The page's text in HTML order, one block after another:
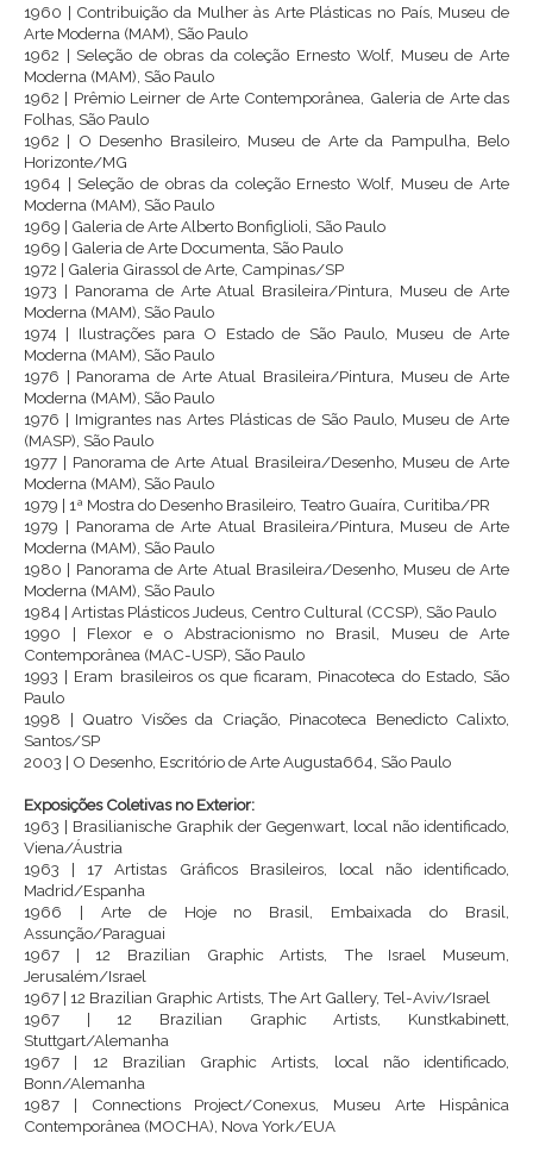
1960 | Contribuição da Mulher às Arte Plásticas no País, Museu de
Arte Moderna (MAM), São Paulo
1962 | Seleção de obras da coleção Ernesto Wolf, Museu de Arte
Moderna (MAM), São Paulo
1962 | Prêmio Leirner de Arte Contemporânea, Galeria de Arte das
Folhas, São Paulo
1962 | O Desenho Brasileiro, Museu de Arte da Pampulha, Belo
Horizonte/MG
1964 | Seleção de obras da coleção Ernesto Wolf, Museu de Arte
Moderna (MAM), São Paulo
1969 | Galeria de Arte Alberto Bonfiglioli, São Paulo
1969 | Galeria de Arte Documenta, São Paulo
1972 | Galeria Girassol de Arte, Campinas/SP
1973 | Panorama de Arte Atual Brasileira/Pintura, Museu de Arte
Moderna (MAM), São Paulo
1974 | Ilustrações para O Estado de São Paulo, Museu de Arte
Moderna (MAM), São Paulo
1976 | Panorama de Arte Atual Brasileira/Pintura, Museu de Arte
Moderna (MAM), São Paulo
1976 | Imigrantes nas Artes Plásticas de São Paulo, Museu de Arte
(MASP), São Paulo
1977 | Panorama de Arte Atual Brasileira/Desenho, Museu de Arte
Moderna (MAM), São Paulo
1979 | 1ª Mostra do Desenho Brasileiro, Teatro Guaíra, Curitiba/PR
1979 | Panorama de Arte Atual Brasileira/Pintura, Museu de Arte
Moderna (MAM), São Paulo
1980 | Panorama de Arte Atual Brasileira/Desenho, Museu de Arte
Moderna (MAM), São Paulo
1984 | Artistas Plásticos Judeus, Centro Cultural (CCSP), São Paulo
1990 | Flexor e o Abstracionismo no Brasil, Museu de Arte
Contemporânea (MAC-USP), São Paulo
1993 | Eram brasileiros os que ficaram, Pinacoteca do Estado, São
Paulo
1998 | Quatro Visões da Criação, Pinacoteca Benedicto Calixto,
Santos/SP
2003 | O Desenho, Escritório de Arte Augusta664, São Paulo
Exposições Coletivas no Exterior:
1963 | Brasilianische Graphik der Gegenwart, local não identificado,
Viena/Áustria
1963 | 17 Artistas Gráficos Brasileiros, local não identificado,
Madrid/Espanha
1966 | Arte de Hoje no Brasil, Embaixada do Brasil,
Assunção/Paraguai
1967 | 12 Brazilian Graphic Artists, The Israel Museum,
Jerusalém/Israel
1967 | 12 Brazilian Graphic Artists, The Art Gallery, Tel-Aviv/Israel
1967 | 12 Brazilian Graphic Artists, Kunstkabinett,
Stuttgart/Alemanha
1967 | 12 Brazilian Graphic Artists, local não identificado,
Bonn/Alemanha
1987 | Connections Project/Conexus, Museu Arte Hispânica
Contemporânea (MOCHA), Nova York/EUA